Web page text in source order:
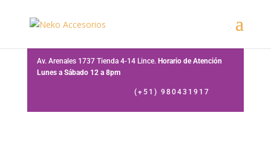
Av. Arenales 1737 Tienda 4-14 Lince. Horario de Atención
Lunes a Sábado 12 a 8pm
(+51) 980431917